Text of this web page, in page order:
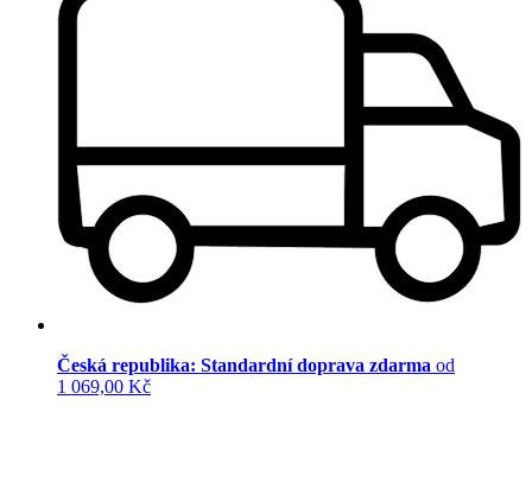
Česká republika: Standardní doprava zdarma od
1 069,00 Kč